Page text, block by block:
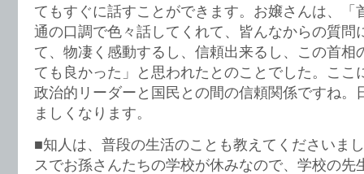
てもすぐに話すことができます。お嬢さんは、「
通の口調で色々話してくれて、皆んなからの質問
て、物凄く感動するし、信頼出来るし、この首相
ても良かった」と思われたとのことでした。ここ
政治的リーダーと国民との間の信頼関係ですね。
ましくなります。
■知人は、普段の生活のことも教えてくださいま
スでお孫さんたちの学校が休みなので、学校の先